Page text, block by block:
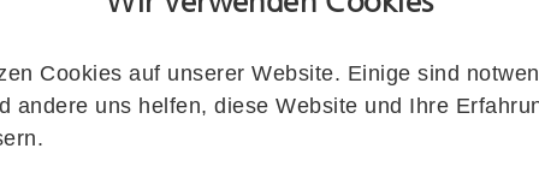
Cookies auf unserer Website. Einige sind
andere uns helfen, diese Website und Ihre
Artikelnummer